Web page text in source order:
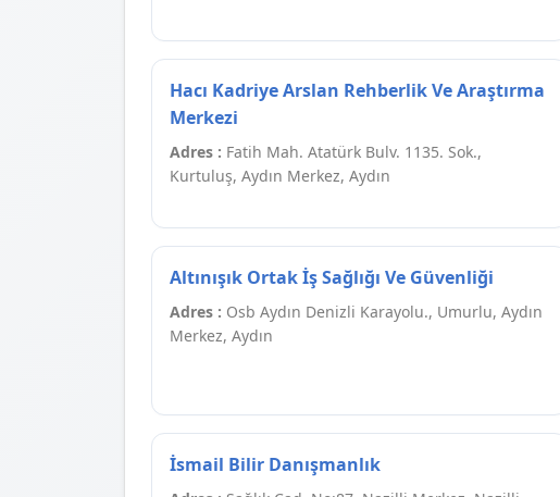
Hacı Kadriye Arslan Rehberlik Ve Araştırma
Merkezi
Adres : Fatih Mah. Atatürk Bulv. 1135. Sok.,
Kurtuluş, Aydın Merkez, Aydın
Altınışık Ortak İş Sağlığı Ve Güvenliği
Adres : Osb Aydın Denizli Karayolu., Umurlu, Aydın
Merkez, Aydın
İsmail Bilir Danışmanlık